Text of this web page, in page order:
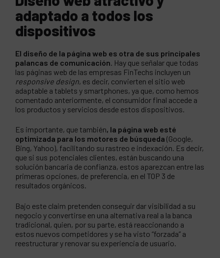
adaptado a todos los
dispositivos
El diseño de la página web es otra de sus principales
palancas de comunicación . Hay que señalar que todas
las páginas web de las empresas FinTechs incluyen un
responsive design, es decir, convierten el sitio web
adaptable a tablets y smartphones, ya que, como hemos
comentado anteriormente, el consumidor final accede a
los productos y servicios desde estos dispositivos.
Es importante, que también, la página web esté
optimizada para los motores de búsqueda(Google,
Bing, Yahoo), facilitando su rastreo e indexación. Es decir,
que si sus potenciales clientes, están buscando una
solución bancaria de confianza, estos aparezcan entre las
primeras opciones, de preferencia, en el TOP 3 de
resultados orgánicos.
Bajo este claim pretenden conseguir dar visibilidad a su
negocio y convertirse en una alternativa real a la banca
tradicional, quien, por su parte, está reaccionando a
estos nuevos competidores y se ha visto “forzada” a
reestructurar y renovar su experiencia de usuario.